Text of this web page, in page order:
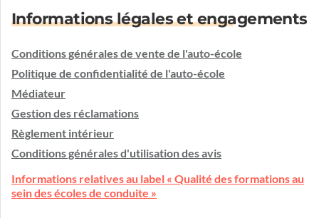
Informations légales et engagements
Conditions générales de vente de l'auto-école
Politique de confidentialité de l'auto-école
Médiateur
Gestion des réclamations
Règlement intérieur
Conditions générales d'utilisation des avis
Informations relatives au label « Qualité des formations au
sein des écoles de conduite »